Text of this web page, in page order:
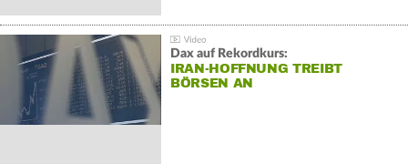
Dax auf Rekordkurs:
IRAN-HOFFNUNG TREIBT
BÖRSEN AN